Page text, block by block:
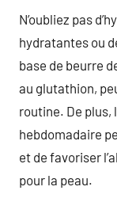
N’oubliez pas
hydratantes ou
base de beurre
au glutathion,
routine. De plus,
hebdomadaire
et de favoriser
pour la peau.